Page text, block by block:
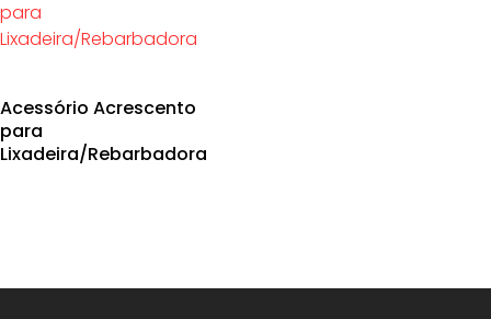
Acessório Acrescento
para
Lixadeira/Rebarbadora